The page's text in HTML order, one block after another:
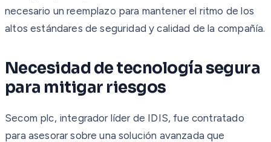
necesario un reemplazo para mantener el ritmo de los
altos estándares de seguridad y calidad de la compañía.
Necesidad de tecnología segura
para mitigar riesgos
Secom plc, integrador líder de IDIS, fue contratado
para asesorar sobre una solución avanzada que